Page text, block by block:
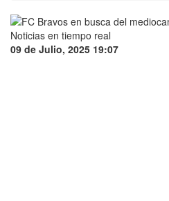
09 de Julio, 2025 19:07